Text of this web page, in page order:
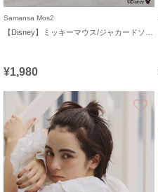
Samansa Mos2
¥1,980